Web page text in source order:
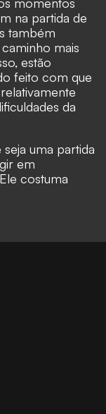
na partida de
também
mais
estão
feito com que
da
uma partida
em
costuma